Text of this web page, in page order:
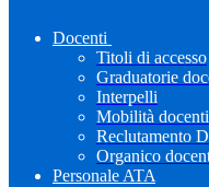
Docenti
Titoli di accesso
Graduatorie
Interpelli
Mobilità docenti
Reclutamento
Organico
Personale ATA